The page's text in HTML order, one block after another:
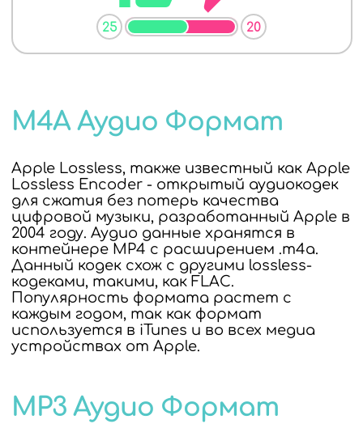
25 20
M4A Аудио Формат
Apple Lossless, также известный как Apple
Lossless Encoder - открытый аудиокодек
для сжатия без потерь качества
цифровой музыки, разработанный Apple в
2004 году. Аудио данные хранятся в
контейнере MP4 с расширением .m4a.
Данный кодек схож с другими lossless-
кодеками, такими, как FLAC.
Популярность формата растет с
каждым годом, так как формат
используется в iTunes и во всех медиа
устройствах от Apple.
MP3 Аудио Формат